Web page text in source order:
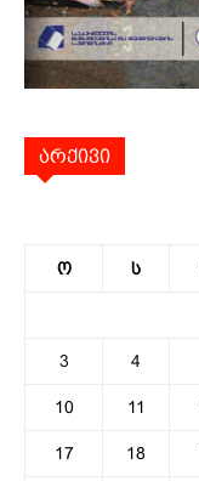
არქივი
ო ს
3 4
10 11
17 18